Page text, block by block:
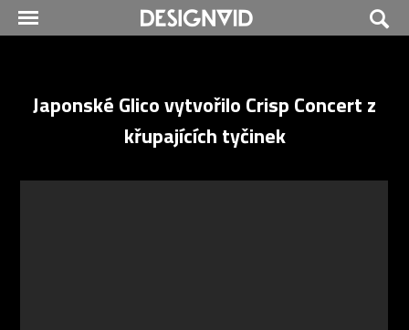
Japonské Glico vytvořilo Crisp Concert z
křupajících tyčinek